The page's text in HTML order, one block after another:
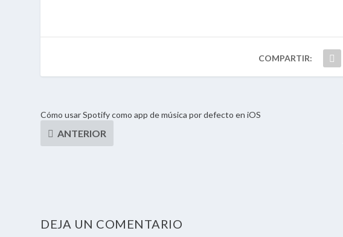
Cómo usar Spotify como app de música por defecto en iOS
DEJA UN COMENTARIO